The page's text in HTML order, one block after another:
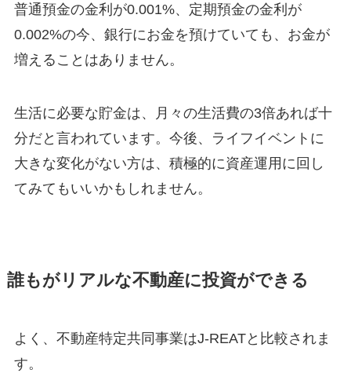
普通預金の金利が0.001%、定期預金の金利が
0.002%の今、銀行にお金を預けていても、お金が
増えることはありません。
生活に必要な貯金は、月々の生活費の3倍あれば十
分だと言われています。今後、ライフイベントに
大きな変化がない方は、積極的に資産運用に回し
てみてもいいかもしれません。
誰もがリアルな不動産に投資ができる
よく、不動産特定共同事業はJ-REATと比較されま
す。